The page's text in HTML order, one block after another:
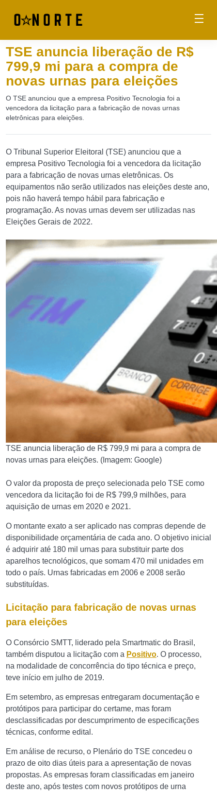
TSE anuncia liberação de R$
799,9 mi para a compra de
novas urnas para eleições
O TSE anunciou que a empresa Positivo Tecnologia foi a
vencedora da licitação para a fabricação de novas urnas
eletrônicas para eleições.
O Tribunal Superior Eleitoral (TSE) anunciou que a
empresa Positivo Tecnologia foi a vencedora da licitação
para a fabricação de novas urnas eletrônicas. Os
equipamentos não serão utilizados nas eleições deste ano,
pois não haverá tempo hábil para fabricação e
programação. As novas urnas devem ser utilizadas nas
Eleições Gerais de 2022.
TSE anuncia liberação de R$ 799,9 mi para a compra de
novas urnas para eleições. (Imagem: Google)
O valor da proposta de preço selecionada pelo TSE como
vencedora da licitação foi de R$ 799,9 milhões, para
aquisição de urnas em 2020 e 2021.
O montante exato a ser aplicado nas compras depende de
disponibilidade orçamentária de cada ano. O objetivo inicial
é adquirir até 180 mil urnas para substituir parte dos
aparelhos tecnológicos, que somam 470 mil unidades em
todo o país. Urnas fabricadas em 2006 e 2008 serão
substituídas.
Licitação para fabricação de novas urnas
para eleições
O Consórcio SMTT, liderado pela Smartmatic do Brasil,
também disputou a licitação com a Positivo. O processo,
na modalidade de concorrência do tipo técnica e preço,
teve início em julho de 2019.
Em setembro, as empresas entregaram documentação e
protótipos para participar do certame, mas foram
desclassificadas por descumprimento de especificações
técnicas, conforme edital.
Em análise de recurso, o Plenário do TSE concedeu o
prazo de oito dias úteis para a apresentação de novas
propostas. As empresas foram classificadas em janeiro
deste ano, após testes com novos protótipos de urna